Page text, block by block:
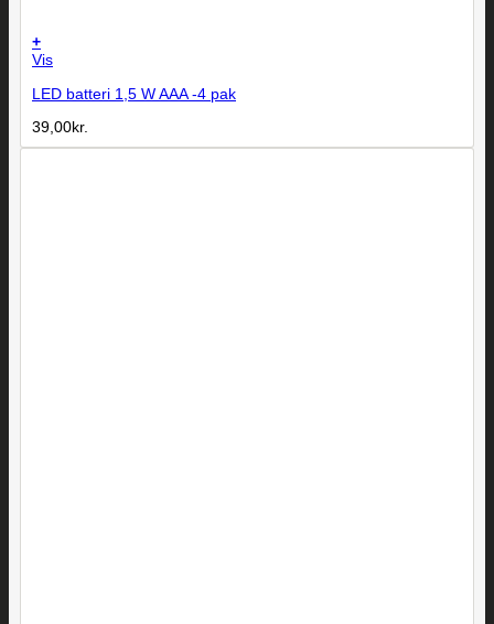
+
Vis
LED batteri 1,5 W AAA -4 pak
39,00kr.